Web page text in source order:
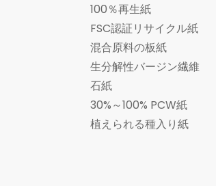
100％再生紙
FSC認証リサイクル紙
混合原料の板紙
生分解性バージン繊維
石紙
30%～100% PCW紙
植えられる種入り紙